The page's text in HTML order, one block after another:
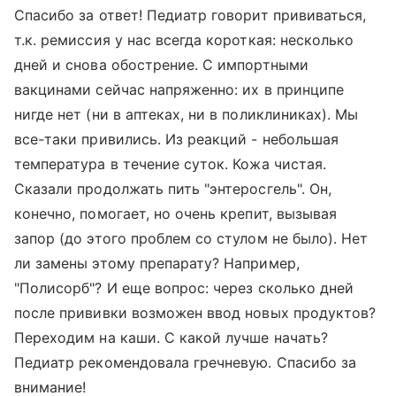
Спасибо за ответ! Педиатр говорит прививаться,
т.к. ремиссия у нас всегда короткая: несколько
дней и снова обострение. С импортными
вакцинами сейчас напряженно: их в принципе
нигде нет (ни в аптеках, ни в поликлиниках). Мы
все-таки привились. Из реакций - небольшая
температура в течение суток. Кожа чистая.
Сказали продолжать пить "энтеросгель". Он,
конечно, помогает, но очень крепит, вызывая
запор (до этого проблем со стулом не было). Нет
ли замены этому препарату? Например,
"Полисорб"? И еще вопрос: через сколько дней
после прививки возможен ввод новых продуктов?
Переходим на каши. С какой лучше начать?
Педиатр рекомендовала гречневую. Спасибо за
внимание!